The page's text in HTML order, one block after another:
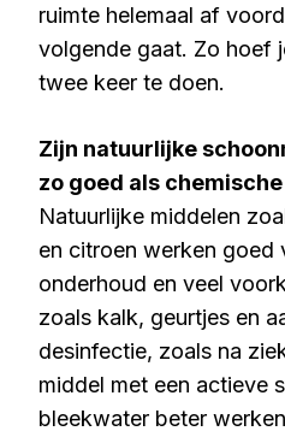
ruimte helemaal af
volgende gaat. Zo hoef
twee keer te doen.
Zijn natuurlijke
zo goed als
Natuurlijke middelen
en citroen werken goed
onderhoud en veel
zoals kalk, geurtjes en
desinfectie, zoals na
middel met een actieve
bleekwater beter